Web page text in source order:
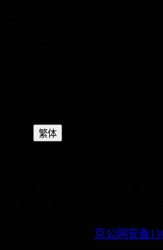
繁体
京公网安备